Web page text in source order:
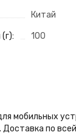
Китай
100
мобильных
по